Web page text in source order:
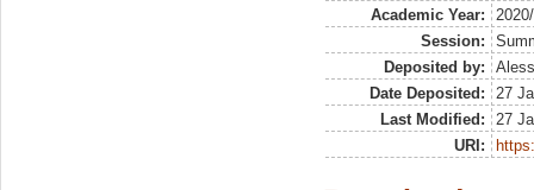
Academic Year:
Session:
Deposited by:
Date Deposited:
27
Last Modified:
27
URI: